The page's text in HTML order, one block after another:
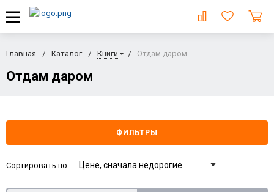
Главная Каталог Книги Отдам даром
Отдам даром
ФИЛЬТРЫ
Сортировать по: